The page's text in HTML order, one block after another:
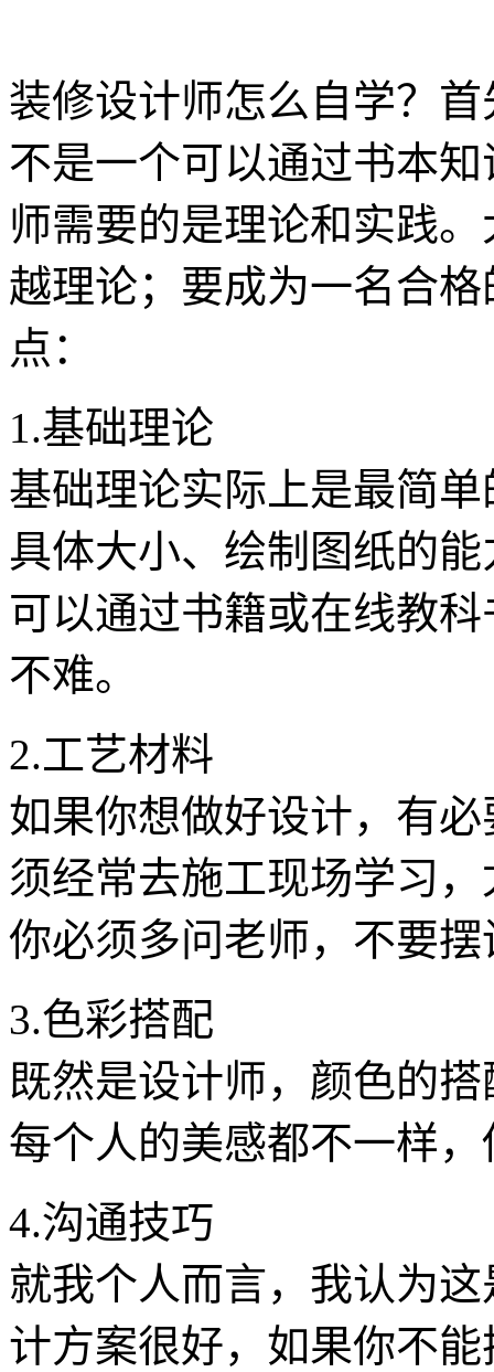
装修设计师怎么自学？
不是一个可以通过书本
师需要的是理论和实践
越理论；要成为一名合
点：
1.基础理论
基础理论实际上是最简
具体大小、绘制图纸的
可以通过书籍或在线教
不难。
2.工艺材料
如果你想做好设计，有
须经常去施工现场学习
你必须多问老师，不要
3.色彩搭配
既然是设计师，颜色的
每个人的美感都不一样
4.沟通技巧
就我个人而言，我认为
计方案很好，如果你不